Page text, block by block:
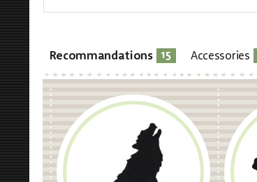
Recommandations 15 Accessories